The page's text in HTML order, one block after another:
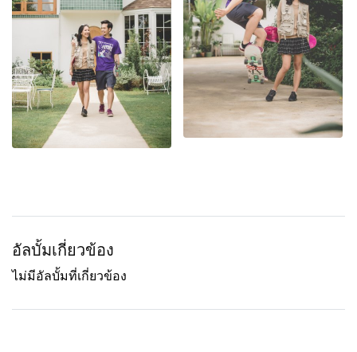
อัลบั้มเกี่ยวข้อง
ไม่มีอัลบั้มที่เกี่ยวข้อง